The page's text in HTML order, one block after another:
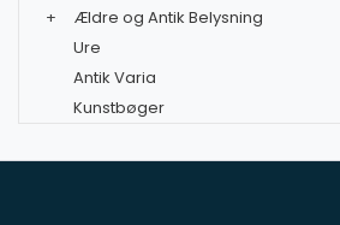
+
Ældre og Antik Belysning
Ure
Antik Varia
Kunstbøger